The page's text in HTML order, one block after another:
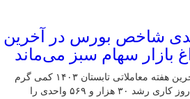
واحدی شاخص بورس در آخرین
بازار سهام سبز می‌ماند
شاخص کل بورس تهران در آخرین هفته معاملاتی تابستان ۱۴۰۳ کمی گرم
شد و شاخص کل بورس در ۵ روز کاری رشد ۳۰ هزار و ۵۶۹ واحدی را